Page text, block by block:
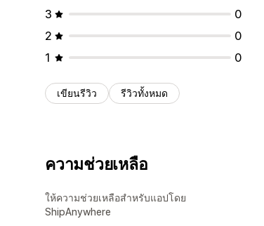
3
0
2
0
1
0
เขียนรีวิว รีวิวทั้งหมด
ความช่วยเหลือ
ให้ความช่วยเหลือสำหรับแอปโดย
ShipAnywhere